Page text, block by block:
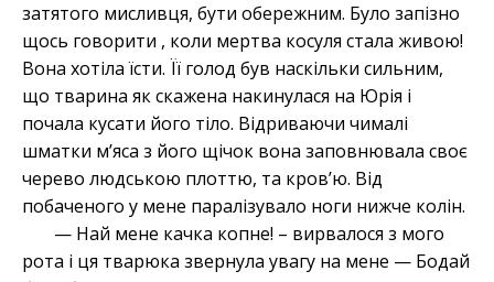
затятого мисливця, бути обережним. Було запізно
щось говорити , коли мертва косуля стала живою!
Вона хотіла їсти. Її голод був наскільки сильним,
що тварина як скажена накинулася на Юрія і
почала кусати його тіло. Відриваючи чималі
шматки м’яса з його щічок вона заповнювала своє
черево людською плоттю, та кров’ю. Від
побаченого у мене паралізувало ноги нижче колін.
— Най мене качка копне! – вирвалося з мого
рота і ця тварюка звернула увагу на мене — Бодай